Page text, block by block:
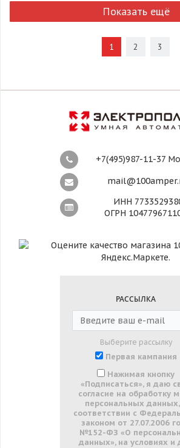
Показать ещё
1 2 3
+7(495)987-11-37
ИНН
ОГРН
РАССЫЛКА
Выберите рассылку
Первая кампания
Нажимая кнопку
«Подписаться», я даю
согласие на обработку
персональных
соответствии с
законом от 27.07.2006
№152-ФЗ «О
данных», на условиях и